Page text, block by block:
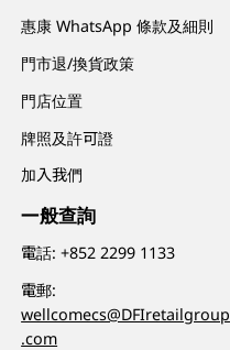
惠康 WhatsApp 條款及細則
門市退/換貨政策
門店位置
牌照及許可證
加入我們
一般查詢
電話:+852 2299 1133
電郵:
wellcomecs@DFIretailgroup
.com